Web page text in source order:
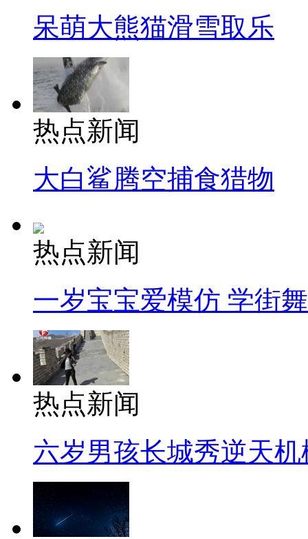
呆萌大熊猫滑雪取乐
热点新闻
大白鲨腾空捕食猎物
热点新闻
一岁宝宝爱模仿 学街
热点新闻
六岁男孩长城秀逆天机